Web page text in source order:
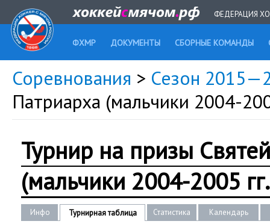
ФЕДЕРАЦИЯ
ФХМР ДОКУМЕНТЫ СБОРНЫЕ КОМАНДЫ
Соревнования > Сезон
Патриарха (мальчики 2004-
Турнир на призы
(мальчики 2004-2005
Инфо Турнирная таблица Статистика Календарь